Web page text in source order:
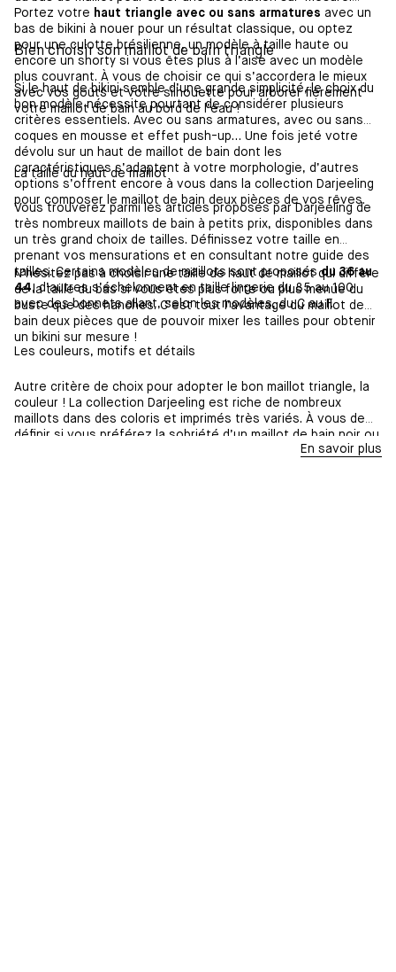
Portez votre haut triangle avec ou sans armatures avec un
bas de bikini à nouer pour un résultat classique, ou optez
pour une culotte brésilienne, un modèle à taille haute ou
encore un shorty si vous êtes plus à l’aise avec un modèle
plus couvrant. À vous de choisir ce qui s’accordera le mieux
avec vos goûts et votre silhouette pour arborer fièrement
votre maillot de bain au bord de l’eau !
Bien choisir son maillot de bain triangle
Si le haut de bikini semble d’une grande simplicité, le choix du
bon modèle nécessite pourtant de considérer plusieurs
critères essentiels. Avec ou sans armatures, avec ou sans
coques en mousse et effet push-up… Une fois jeté votre
dévolu sur un haut de maillot de bain dont les
caractéristiques s’adaptent à votre morphologie, d’autres
options s’offrent encore à vous dans la collection Darjeeling
pour composer le maillot de bain deux pièces de vos rêves.
La taille du haut de maillot
Vous trouverez parmi les articles proposés par Darjeeling de
très nombreux maillots de bain à petits prix, disponibles dans
un très grand choix de tailles. Définissez votre taille en
prenant vos mensurations et en consultant notre guide des
tailles. Certains modèles de maillots sont proposésdu 36 au
44, d’autres s’échelonnent en taille lingerie du 85 au 100
avec des bonnets allant, selon les modèles, du C au F.
N’hésitez pas à choisir une taille de haut de maillot qui diffère
de la taille du bas si vous êtes plus forte ou plus menue du
buste que des hanches. C’est tout l’avantage du maillot de
bain deux pièces que de pouvoir mixer les tailles pour obtenir
un bikini sur mesure !
Les couleurs, motifs et détails
Autre critère de choix pour adopter le bon maillot triangle, la
couleur ! La collection Darjeeling est riche de nombreux
maillots dans des coloris et imprimés très variés. À vous de
définir si vous préférez la sobriété d’un maillot de bain noir ou
rose, ou encore si vous souhaitez envelopper votre corps de
En savoir plus